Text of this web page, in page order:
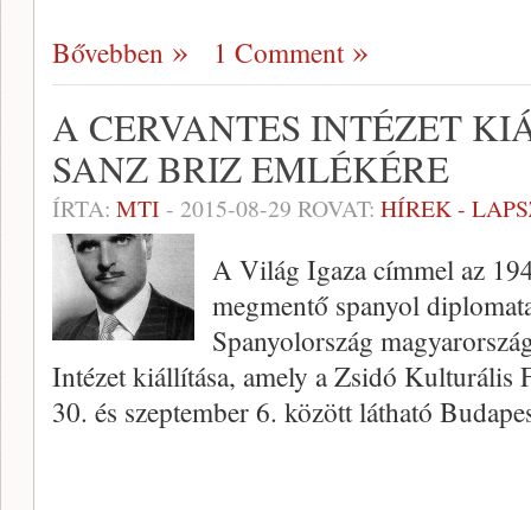
Bővebben 1 Comment
A CERVANTES INTÉZET
SANZ BRIZ EMLÉKÉRE
ÍRTA: MTI - 2015-08-29 ROVAT: HÍREK -
A Világ Igaza címmel az
megmentő spanyol
Spanyolország
Intézet kiállítása, amely a Zsidó Kulturális
30. és szeptember 6. között látható